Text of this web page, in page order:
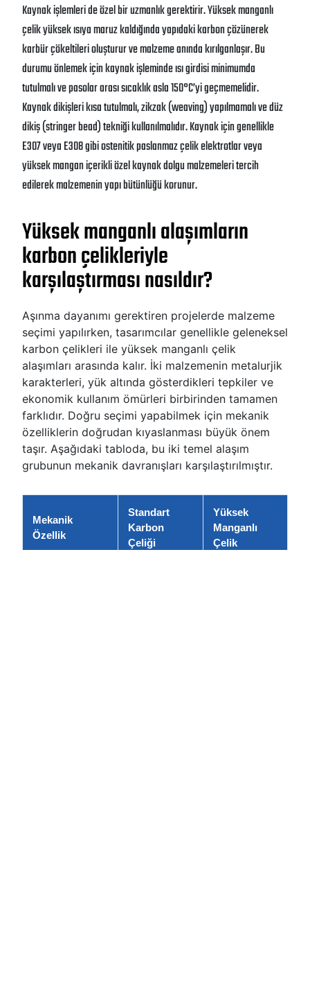
Kaynak işlemleri de özel bir uzmanlık gerektirir. Yüksek manganlı
çelik yüksek ısıya maruz kaldığında yapıdaki karbon çözünerek
karbür çökeltileri oluşturur ve malzeme anında kırılganlaşır. Bu
durumu önlemek için kaynak işleminde ısı girdisi minimumda
tutulmalı ve pasolar arası sıcaklık asla 150°C’yi geçmemelidir.
Kaynak dikişleri kısa tutulmalı, zikzak (weaving) yapılmamalı ve düz
dikiş (stringer bead) tekniği kullanılmalıdır. Kaynak için genellikle
E307 veya E308 gibi ostenitik paslanmaz çelik elektrotlar veya
yüksek mangan içerikli özel kaynak dolgu malzemeleri tercih
edilerek malzemenin yapı bütünlüğü korunur.
Yüksek manganlı alaşımların
karbon çelikleriyle
karşılaştırması nasıldır?
Aşınma dayanımı gerektiren projelerde malzeme
seçimi yapılırken, tasarımcılar genellikle geleneksel
karbon çelikleri ile yüksek manganlı çelik
alaşımları arasında kalır. İki malzemenin metalurjik
karakterleri, yük altında gösterdikleri tepkiler ve
ekonomik kullanım ömürleri birbirinden tamamen
farklıdır. Doğru seçimi yapabilmek için mekanik
özelliklerin doğrudan kıyaslanması büyük önem
taşır. Aşağıdaki tabloda, bu iki temel alaşım
grubunun mekanik davranışları karşılaştırılmıştır.
Mekanik
Özellik
Standart
Karbon
Çeliği
Yüksek
Manganlı
Çelik